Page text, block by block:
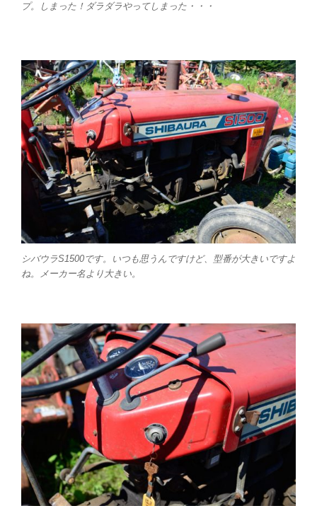
プ。しまった！ダラダラやってしまった・・・
シバウラS1500です。いつも思うんですけど、型番が大きいですよ
ね。メーカー名より大きい。